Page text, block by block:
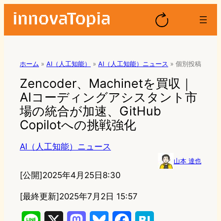
ホーム » AI（人工知能） » AI（人工知能）ニュース » 個別投稿
Zencoder、Machinetを買収｜
AIコーディングアシスタント市
場の統合が加速、GitHub
Copilotへの挑戦強化
AI（人工知能）ニュース
山本 達也
[公開]2025年4月25日8:30
[最終更新]2025年7月2日 15:57